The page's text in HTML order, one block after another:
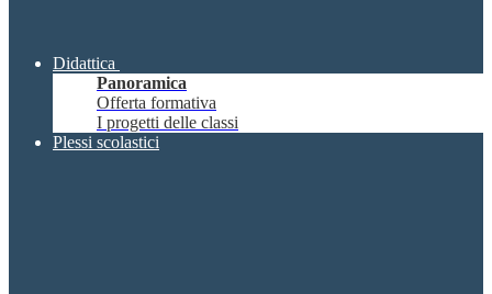
Didattica
Panoramica
Offerta formativa
I progetti delle classi
Plessi scolastici